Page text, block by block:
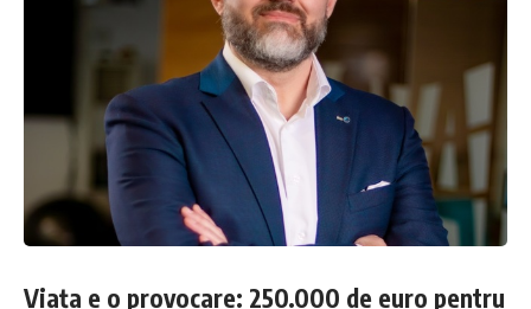
Viața e o provocare: 250.000 de euro pentru